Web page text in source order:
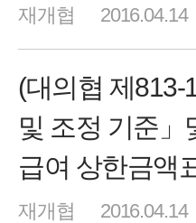
재개협 2016.04.14
(대의협 제813-
및 조정 기준」
급여 상한금액
재개협 2016.04.14